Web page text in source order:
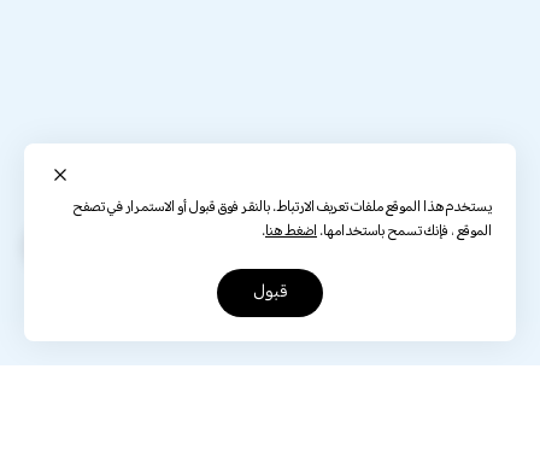
يستخدم هذا الموقع ملفات تعريف الارتباط. بالنقر فوق قبول أو الاستمرار في تصفح
الموقع ، فإنك تسمح باستخدامها.اضغط هنا.
قبول